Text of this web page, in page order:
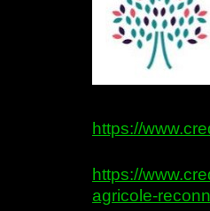
https://
https://
agricole-